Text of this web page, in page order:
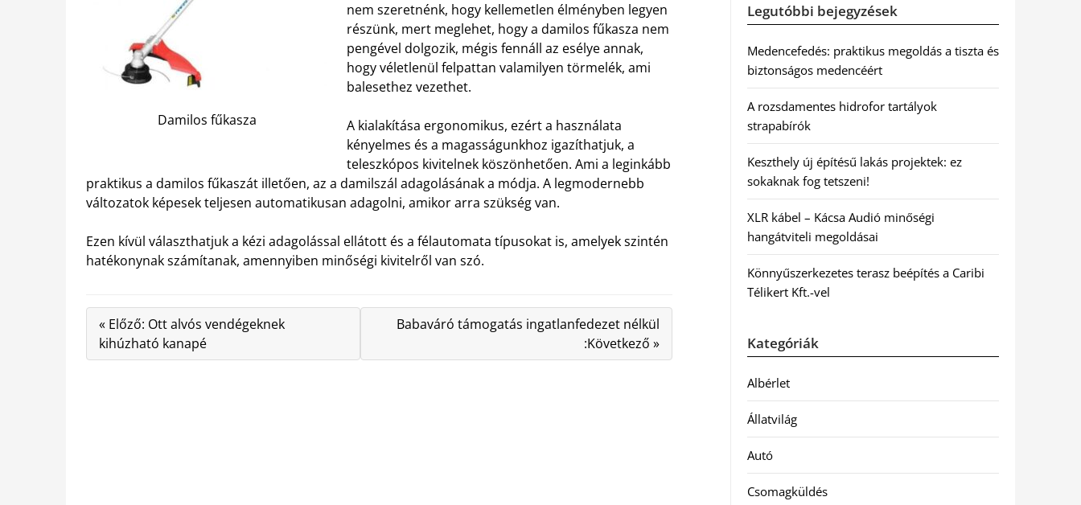
Damilos fűkasza
nem szeretnénk, hogy kellemetlen élményben legyen
részünk, mert meglehet, hogy a damilos fűkasza nem
pengével dolgozik, mégis fennáll az esélye annak,
hogy véletlenül felpattan valamilyen törmelék, ami
balesethez vezethet.
A kialakítása ergonomikus, ezért a használata
kényelmes és a magasságunkhoz igazíthatjuk, a
teleszkópos kivitelnek köszönhetően. Ami a leginkább
praktikus a damilos fűkaszát illetően, az a damilszál adagolásának a módja. A legmodernebb
változatok képesek teljesen automatikusan adagolni, amikor arra szükség van.
Ezen kívül választhatjuk a kézi adagolással ellátott és a félautomata típusokat is, amelyek szintén
hatékonynak számítanak, amennyiben minőségi kivitelről van szó.
« Előző: Ott alvós vendégeknek
kihúzható kanapé
Babaváró támogatás ingatlanfedezet nélkül
:Következő »
Legutóbbi bejegyzések
Medencefedés: praktikus megoldás a tiszta és
biztonságos medencéért
A rozsdamentes hidrofor tartályok
strapabírók
Keszthely új építésű lakás projektek: ez
sokaknak fog tetszeni!
XLR kábel – Kácsa Audió minőségi
hangátviteli megoldásai
Könnyűszerkezetes terasz beépítés a Caribi
Télikert Kft.-vel
Kategóriák
Albérlet
Állatvilág
Autó
Csomagküldés